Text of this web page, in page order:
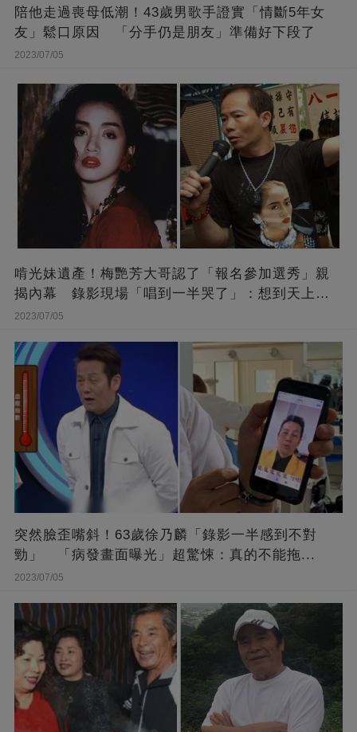
陪他走過喪母低潮！43歲男歌手證實「情斷5年女
友」鬆口原因 「分手仍是朋友」準備好下段了
2023/07/05
啃光妹遺產！梅艷芳大哥認了「報名參加選秀」親
揭內幕 錄影現場「唱到一半哭了」：想到天上的
她
2023/07/05
突然臉歪嘴斜！63歲徐乃麟「錄影一半感到不對
勁」 「病發畫面曝光」超驚悚：真的不能拖...
2023/07/05